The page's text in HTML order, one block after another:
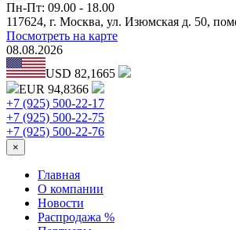
Пн-Пт: 09.00 - 18.00
117624, г. Москва, ул. Изюмская д. 50,
Посмотреть на карте
08.08.2026
USD 82,1665
EUR 94,8366
+7 (925) 500-22-17
+7 (925) 500-22-75
+7 (925) 500-22-76
×
Главная
О компании
Новости
Распродажа %